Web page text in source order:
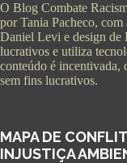
O Blog Combate
por Tania Pacheco,
Daniel Levi e design de
lucrativos e utiliza
conteúdo é incentivada,
sem fins lucrativos.
MAPA DE
INJUSTIÇA